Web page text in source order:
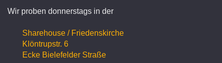
Wir proben donnerstags in der
Sharehouse / Friedenskirche
Klöntrupstr. 6
Ecke Bielefelder Straße